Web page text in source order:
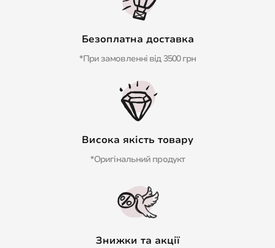
Безоплатна доставка
*При замовленні від 3500 грн
Висока якість товару
*Оригінальний продукт
Знижки та акції